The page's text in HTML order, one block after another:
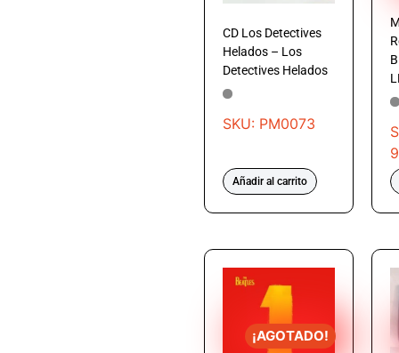
CD Los Detectives
Helados – Los
Detectives Helados
SKU: PM0073
Añadir al carrito
¡AGOTADO!